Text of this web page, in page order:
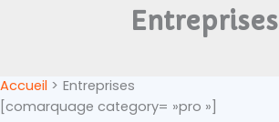
Entreprises
Accueil
Entreprises
[comarquage category= »pro »]